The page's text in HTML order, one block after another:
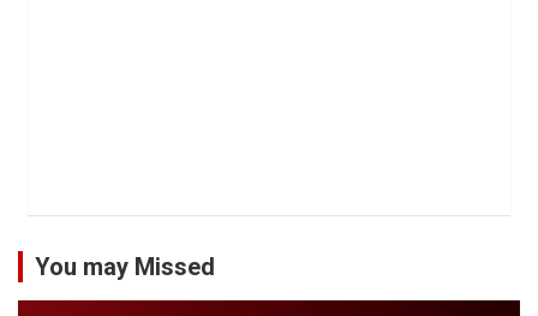
You may Missed